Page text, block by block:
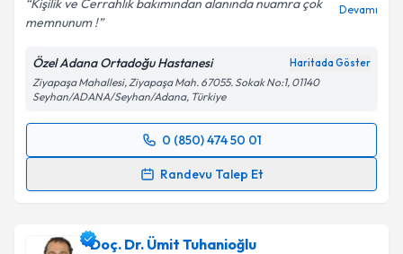
Kişilik ve Cerrahlık bakımından alanında nuamra çok
memnunum !
Devamı
Özel Adana Ortadoğu Hastanesi Haritada Göster
Ziyapaşa Mahallesi, Ziyapaşa Mah. 67055. Sokak No:1, 01140
Seyhan/ADANA/Seyhan/Adana, Türkiye
0 (850) 474 50 01
Randevu Talep Et
Randevu Takvimi Talebi
takvim hazırlandığında e-posta ile bilgilendireceğiz.
Doç. Dr. Ümit Tuhanioğlu